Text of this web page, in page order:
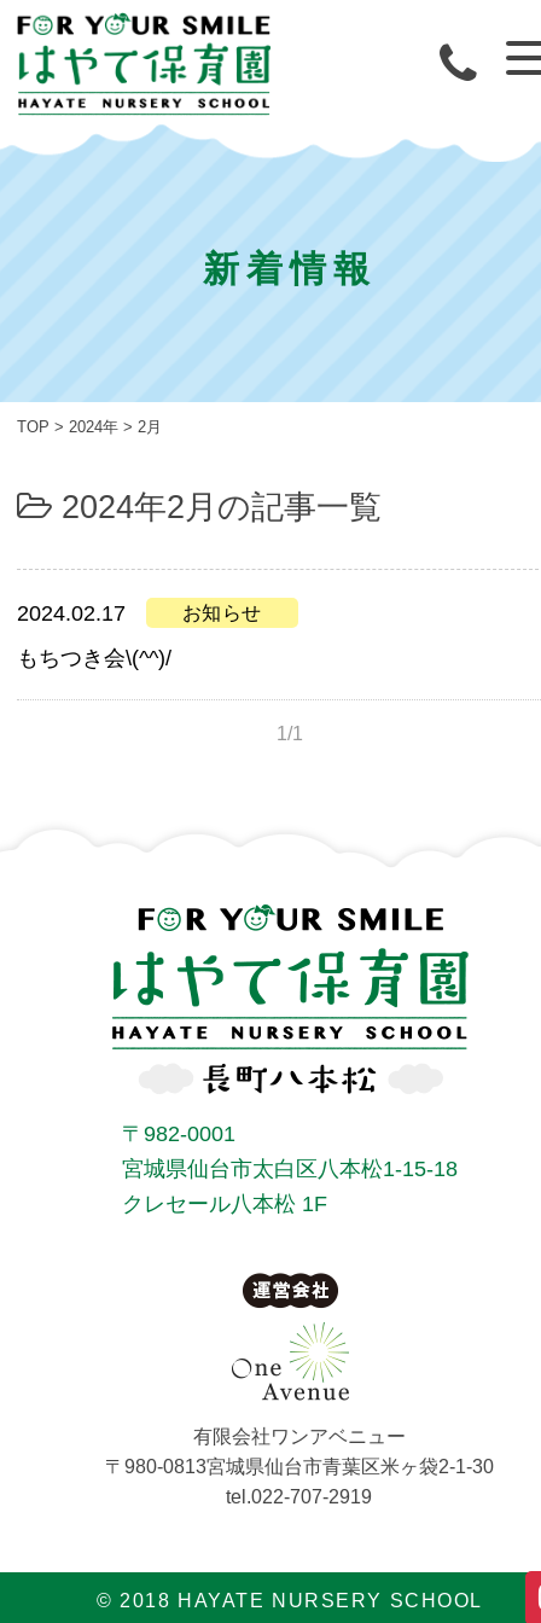
新着情報
TOP >2024年 >2月
2024年2月の記事一覧
2024.02.17 お知らせ
もちつき会\(^^)/
1/1
〒982-0001
宮城県仙台市太白区八本松1-15-18
クレセール八本松 1F
有限会社ワンアベニュー
〒980-0813宮城県仙台市青葉区米ヶ袋2-1-30
tel.022-707-2919
© 2018 HAYATE NURSERY SCHOOL